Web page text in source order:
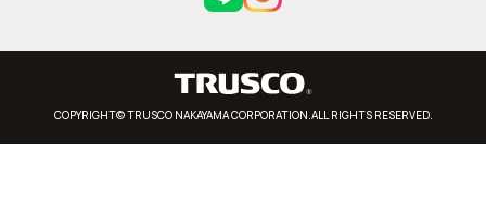
COPYRIGHT© TRUSCO NAKAYAMA CORPORATION.ALL RIGHTS RESERVED.